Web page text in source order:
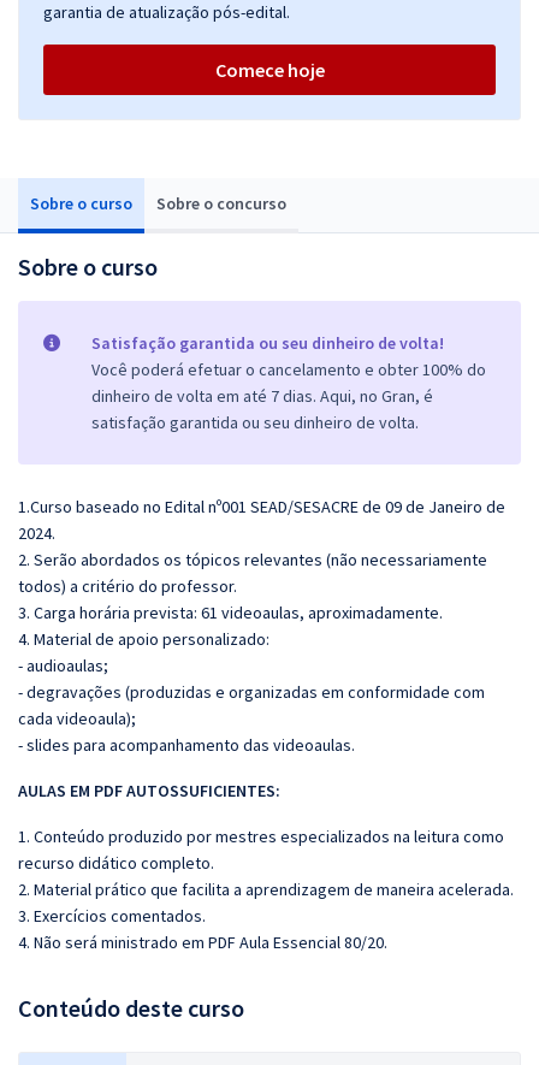
Sobre o curso Sobre o concurso
Sobre o curso
Satisfação garantida ou seu dinheiro de volta!
Você poderá efetuar o cancelamento e obter 100% do
dinheiro de volta em até 7 dias. Aqui, no Gran, é
satisfação garantida ou seu dinheiro de volta.
1.Curso baseado no Edital nº001 SEAD/SESACRE de 09 de Janeiro de
2024.
2. Serão abordados os tópicos relevantes (não necessariamente
todos) a critério do professor.
3. Carga horária prevista: 61 videoaulas, aproximadamente.
4. Material de apoio personalizado:
- audioaulas;
- degravações (produzidas e organizadas em conformidade com
cada videoaula);
- slides para acompanhamento das videoaulas.
AULAS EM PDF AUTOSSUFICIENTES:
1. Conteúdo produzido por mestres especializados na leitura como
recurso didático completo.
2. Material prático que facilita a aprendizagem de maneira acelerada.
3. Exercícios comentados.
4. Não será ministrado em PDF Aula Essencial 80/20.
Conteúdo deste curso
garantia de atualização pós-edital.
Comece hoje